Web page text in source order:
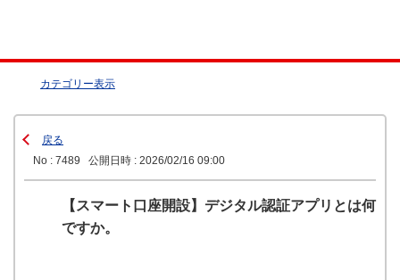
カテゴリー表示
戻る
No : 7489
公開日時 : 2026/02/16 09:00
【スマート口座開設】デジタル認証アプリとは何
ですか。